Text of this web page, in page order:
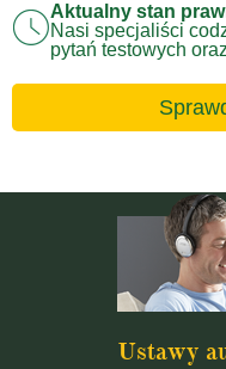
Aktualny stan
Nasi specjaliści
pytań testowych
Ustawy